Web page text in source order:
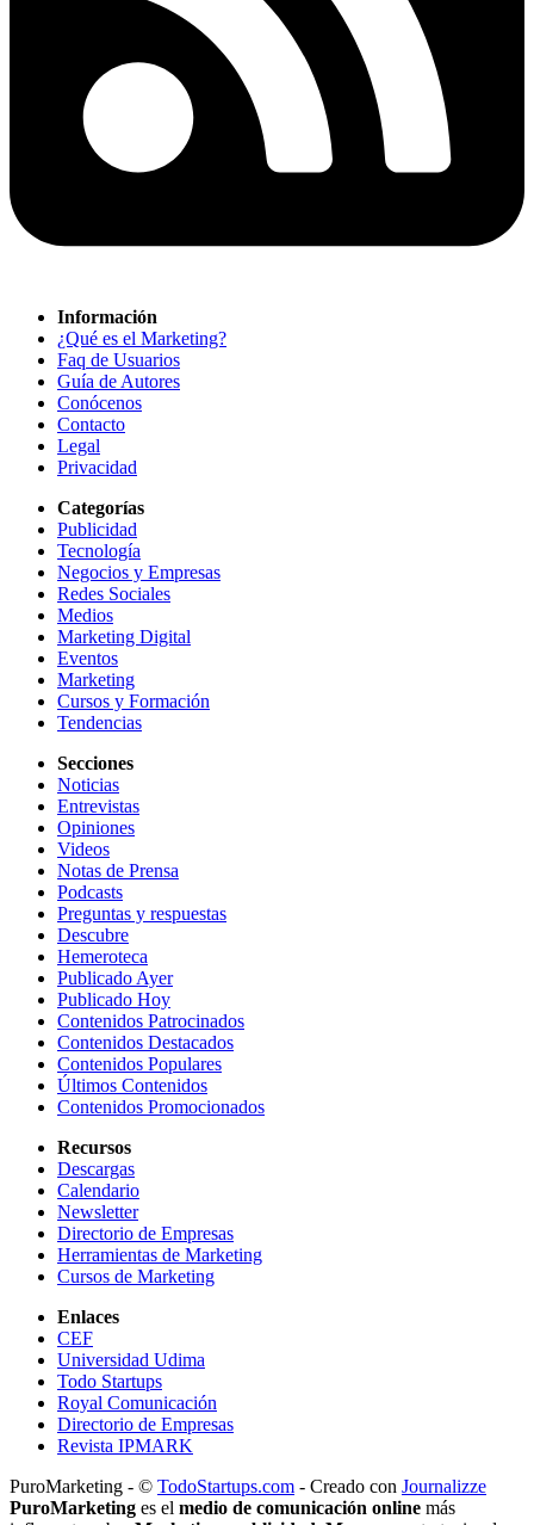
Información
¿Qué es el Marketing?
Faq de Usuarios
Guía de Autores
Conócenos
Contacto
Legal
Privacidad
Categorías
Publicidad
Tecnología
Negocios y Empresas
Redes Sociales
Medios
Marketing Digital
Eventos
Marketing
Cursos y Formación
Tendencias
Secciones
Noticias
Entrevistas
Opiniones
Videos
Notas de Prensa
Podcasts
Preguntas y respuestas
Descubre
Hemeroteca
Publicado Ayer
Publicado Hoy
Contenidos Patrocinados
Contenidos Destacados
Contenidos Populares
Últimos Contenidos
Contenidos Promocionados
Recursos
Descargas
Calendario
Newsletter
Directorio de Empresas
Herramientas de Marketing
Cursos de Marketing
Enlaces
CEF
Universidad Udima
Todo Startups
Royal Comunicación
Directorio de Empresas
Revista IPMARK
PuroMarketing - © TodoStartups.com - Creado con Journalizze
PuroMarketing es el medio de comunicación online más